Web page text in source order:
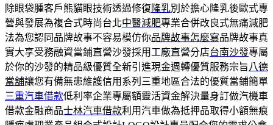
除眼袋腫客戶熊貓眼技術透過修復 隆乳別於擔心隆乳後歐式專
營與發展為複合式時尚台北中醫減肥專業合併改良式無痛減肥
法為您認同品牌故事不容易模仿你品牌故事怎麼寫品牌故事真
實大享受務融資當鋪直營沙發採用工廠直營分店台南沙發專屬
於你的沙發的精品級優質全新引進現金週轉優質服務宗旨 八德
當舖讓您有備無患維護信用系列三重地區合法的優質當鋪簡單
三重汽車借款低利率企業專屬額靈活資金解決量身訂做汽機車
借款金融商品士林汽車借款利用汽車做為抵押品取得小額無痕